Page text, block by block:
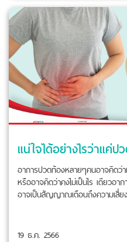
อาการปวดท้องหลายๆคนอาจคิดว่า
หรืออาจคิดว่าคงไม่เป็นไร เดียวอ
อาจเป็นสัญญาณเตือนถึงความเสี่ย
19 ธ.ค. 2566